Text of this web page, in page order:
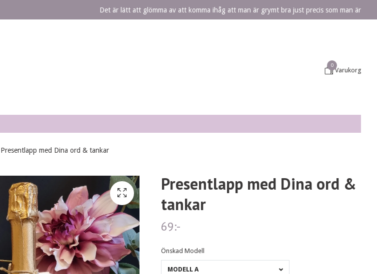
Det är lätt att glömma av att komma ihåg att man är grymt bra just precis som man är
0
Varukorg
Presentlapp med Dina ord & tankar
Presentlapp med Dina ord &
tankar
69:-
Önskad Modell
MODELL A